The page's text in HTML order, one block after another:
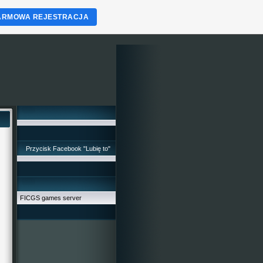
Przycisk Facebook "Lubię to"
FICGS games server
REJESTRACJA